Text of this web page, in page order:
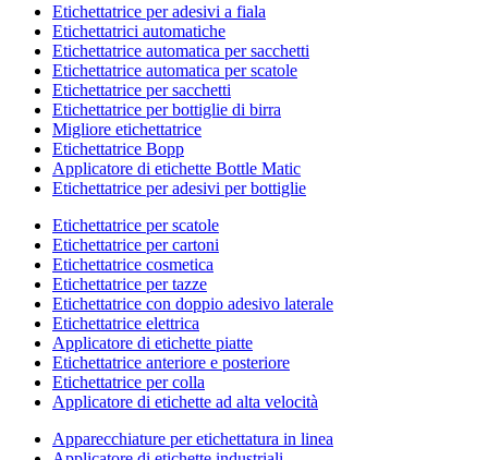
Etichettatrice per adesivi a fiala
Etichettatrici automatiche
Etichettatrice automatica per sacchetti
Etichettatrice automatica per scatole
Etichettatrice per sacchetti
Etichettatrice per bottiglie di birra
Migliore etichettatrice
Etichettatrice Bopp
Applicatore di etichette Bottle Matic
Etichettatrice per adesivi per bottiglie
Etichettatrice per scatole
Etichettatrice per cartoni
Etichettatrice cosmetica
Etichettatrice per tazze
Etichettatrice con doppio adesivo laterale
Etichettatrice elettrica
Applicatore di etichette piatte
Etichettatrice anteriore e posteriore
Etichettatrice per colla
Applicatore di etichette ad alta velocità
Apparecchiature per etichettatura in linea